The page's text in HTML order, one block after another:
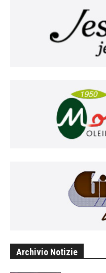
Archivio Notizie